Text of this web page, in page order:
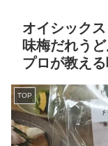
オイシック
味梅だれう
プロが教え
TOP